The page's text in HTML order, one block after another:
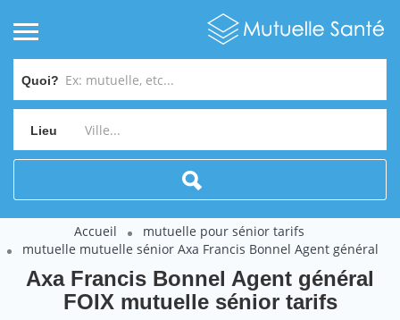
Quoi?
Lieu
Accueil
mutuelle pour sénior tarifs
mutuelle mutuelle sénior Axa Francis Bonnel Agent général
Axa Francis Bonnel Agent général
FOIX mutuelle sénior tarifs